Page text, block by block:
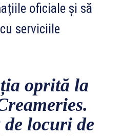
oficiale și să
serviciile
oprită la
de locuri de